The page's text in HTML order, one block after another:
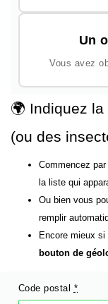
Un
Vous avez
🌍 Indiquez
(ou des
Commencez
la liste qui
Ou bien vous
remplir
Encore mieux
bouton de
Code postal *